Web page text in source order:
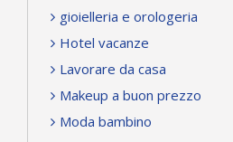
gioielleria e orologeria
Hotel vacanze
Lavorare da casa
Makeup a buon prezzo
Moda bambino